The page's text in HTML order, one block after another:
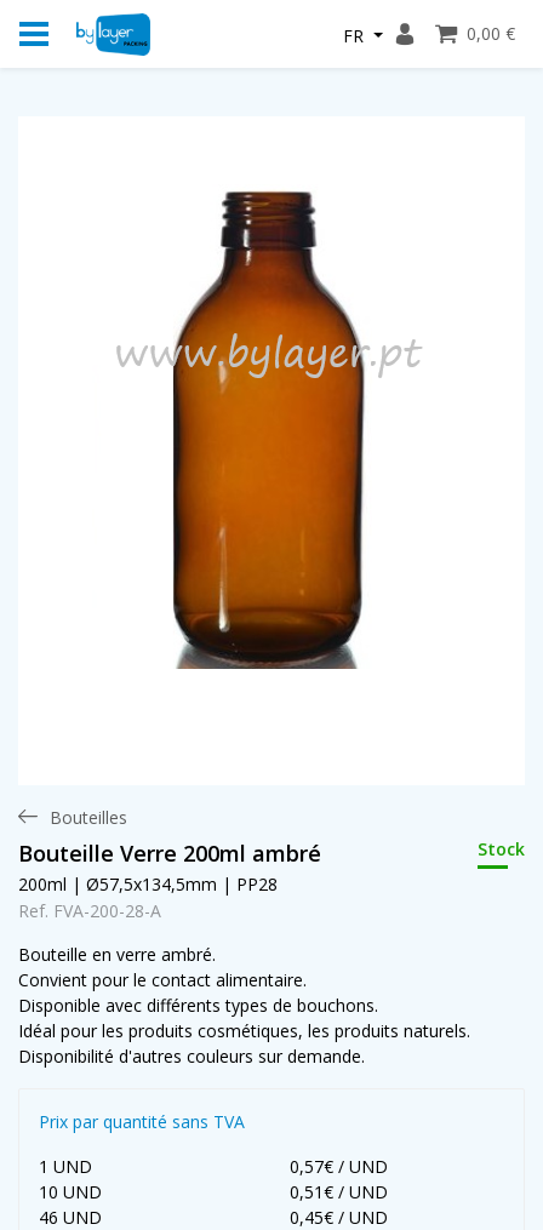
FR 0,00 €
Bouteilles
Bouteille Verre 200ml ambré
Stock
200ml | Ø57,5x134,5mm | PP28
Ref. FVA-200-28-A
Bouteille en verre ambré.
Convient pour le contact alimentaire.
Disponible avec différents types de bouchons.
Idéal pour les produits cosmétiques, les produits naturels.
Disponibilité d'autres couleurs sur demande.
Prix par quantité sans TVA
1 UND
0,57€ / UND
10 UND
0,51€ / UND
46 UND
0,45€ / UND